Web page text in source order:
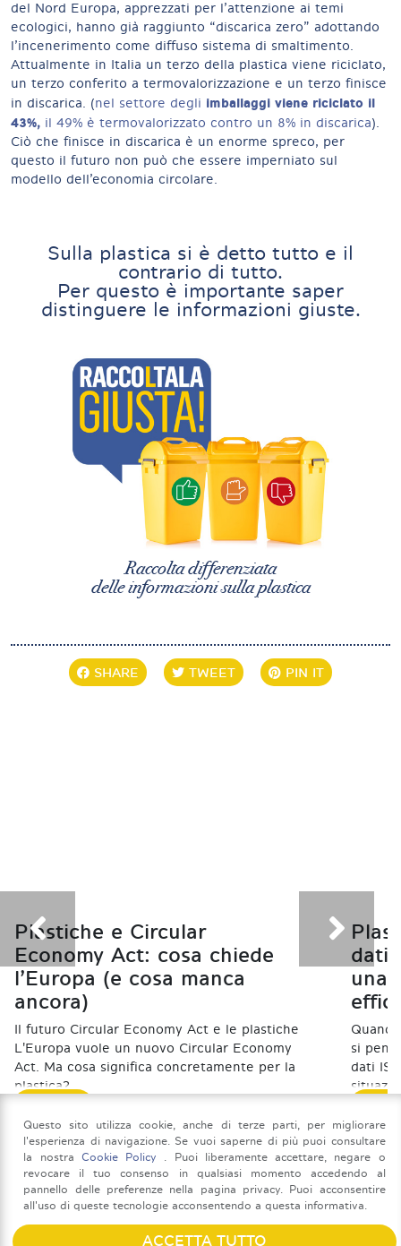
del Nord Europa, apprezzati per l’attenzione ai temi
ecologici, hanno già raggiunto “discarica zero” adottando
l’incenerimento come diffuso sistema di smaltimento.
Attualmente in Italia un terzo della plastica viene riciclato,
un terzo conferito a termovalorizzazione e un terzo finisce
in discarica. (nel settore degli imballaggi viene riciclato il
43%, il 49% è termovalorizzato contro un 8% in discarica).
Ciò che finisce in discarica è un enorme spreco, per
questo il futuro non può che essere imperniato sul
modello dell’economia circolare.
Sulla plastica si è detto tutto e il
contrario di tutto.
Per questo è importante saper
distinguere le informazioni giuste.
Raccolta differenziata
delle informazioni sulla plastica
SHARE TWEET PIN IT
Plastiche e Circular
Economy Act: cosa chiede
l’Europa (e cosa manca
ancora)
Il futuro Circular Economy Act e le plastiche
L'Europa vuole un nuovo Circular Economy
Act. Ma cosa significa concretamente per la
plastica?
dati
una
si
dati
Questo sito utilizza cookie, anche di terze parti, per migliorare
l'esperienza di navigazione. Se vuoi saperne di più puoi consultare
la nostra Cookie Policy
. Puoi liberamente accettare, negare o
revocare il tuo consenso in qualsiasi momento accedendo al
pannello delle preferenze nella pagina privacy. Puoi acconsentire
all'uso di queste tecnologie acconsentendo a questa informativa.
ACCETTA TUTTO